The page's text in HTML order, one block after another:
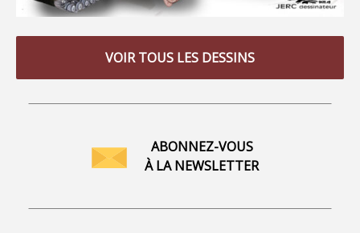
VOIR TOUS LES DESSINS
ABONNEZ-VOUS
À LA NEWSLETTER